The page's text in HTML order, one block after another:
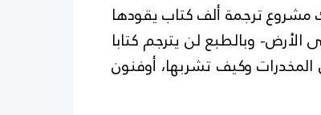
مشروع ترجمة ألف كتاب يقودها
وبالطبع لن يترجم كتابا
وكيف تشربها، أوفنون